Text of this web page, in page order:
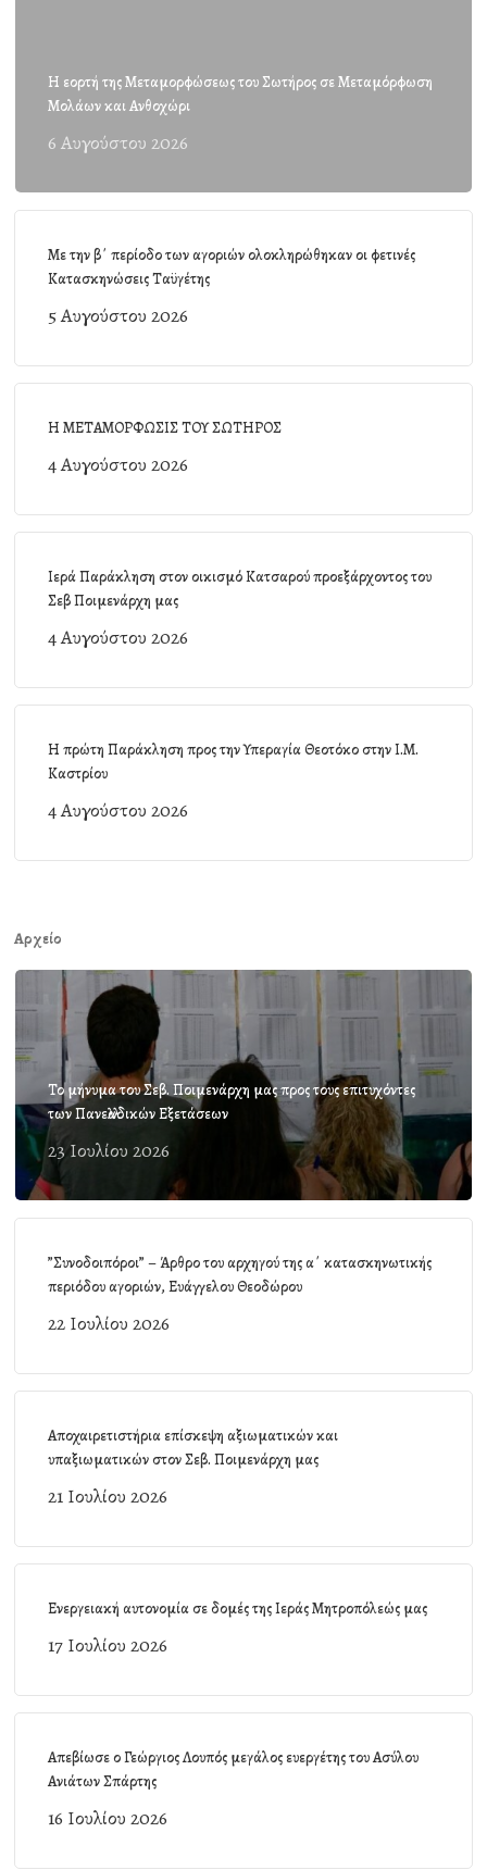
Η εορτή της Μεταμορφώσεως του Σωτήρος σε Μεταμόρφωση
Μολάων και Ανθοχώρι
6 Αυγούστου 2026
Με την β΄ περίοδο των αγοριών ολοκληρώθηκαν οι φετινές
Κατασκηνώσεις Ταϋγέτης
5 Αυγούστου 2026
Η ΜΕΤΑΜΟΡΦΩΣΙΣ ΤΟΥ ΣΩΤΗΡΟΣ
4 Αυγούστου 2026
Ιερά Παράκληση στον οικισμό Κατσαρού προεξάρχοντος του
Σεβ Ποιμενάρχη μας
4 Αυγούστου 2026
Η πρώτη Παράκληση προς την Υπεραγία Θεοτόκο στην Ι.Μ.
Καστρίου
4 Αυγούστου 2026
Αρχείο
Το μήνυμα του Σεβ. Ποιμενάρχη μας προς τους επιτυχόντες
των Πανελλαδικών Εξετάσεων
23 Ιουλίου 2026
”Συνοδοιπόροι” – Άρθρο του αρχηγού της α΄ κατασκηνωτικής
περιόδου αγοριών, Ευάγγελου Θεοδώρου
22 Ιουλίου 2026
Αποχαιρετιστήρια επίσκεψη αξιωματικών και
υπαξιωματικών στον Σεβ. Ποιμενάρχη μας
21 Ιουλίου 2026
Ενεργειακή αυτονομία σε δομές της Ιεράς Μητροπόλεώς μας
17 Ιουλίου 2026
Απεβίωσε ο Γεώργιος Λουπός μεγάλος ευεργέτης του Ασύλου
Ανιάτων Σπάρτης
16 Ιουλίου 2026